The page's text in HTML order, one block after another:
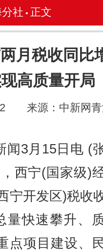
社 • 正文
月税收同比
高质量开局
来源：中新网
3月15日电 (
西宁(国家级)
宁开发区)税收
量快速攀升、
点项目建设、